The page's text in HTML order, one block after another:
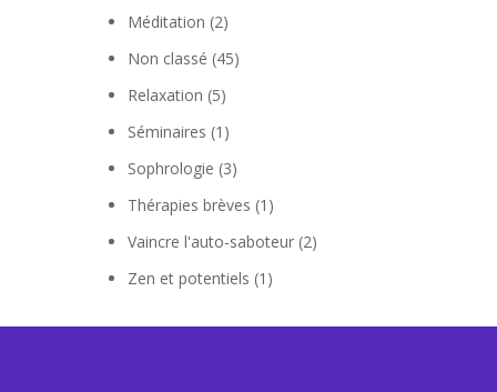
Méditation (2)
Non classé (45)
Relaxation (5)
Séminaires (1)
Sophrologie (3)
Thérapies brèves (1)
Vaincre l'auto-saboteur(2)
Zen et potentiels (1)